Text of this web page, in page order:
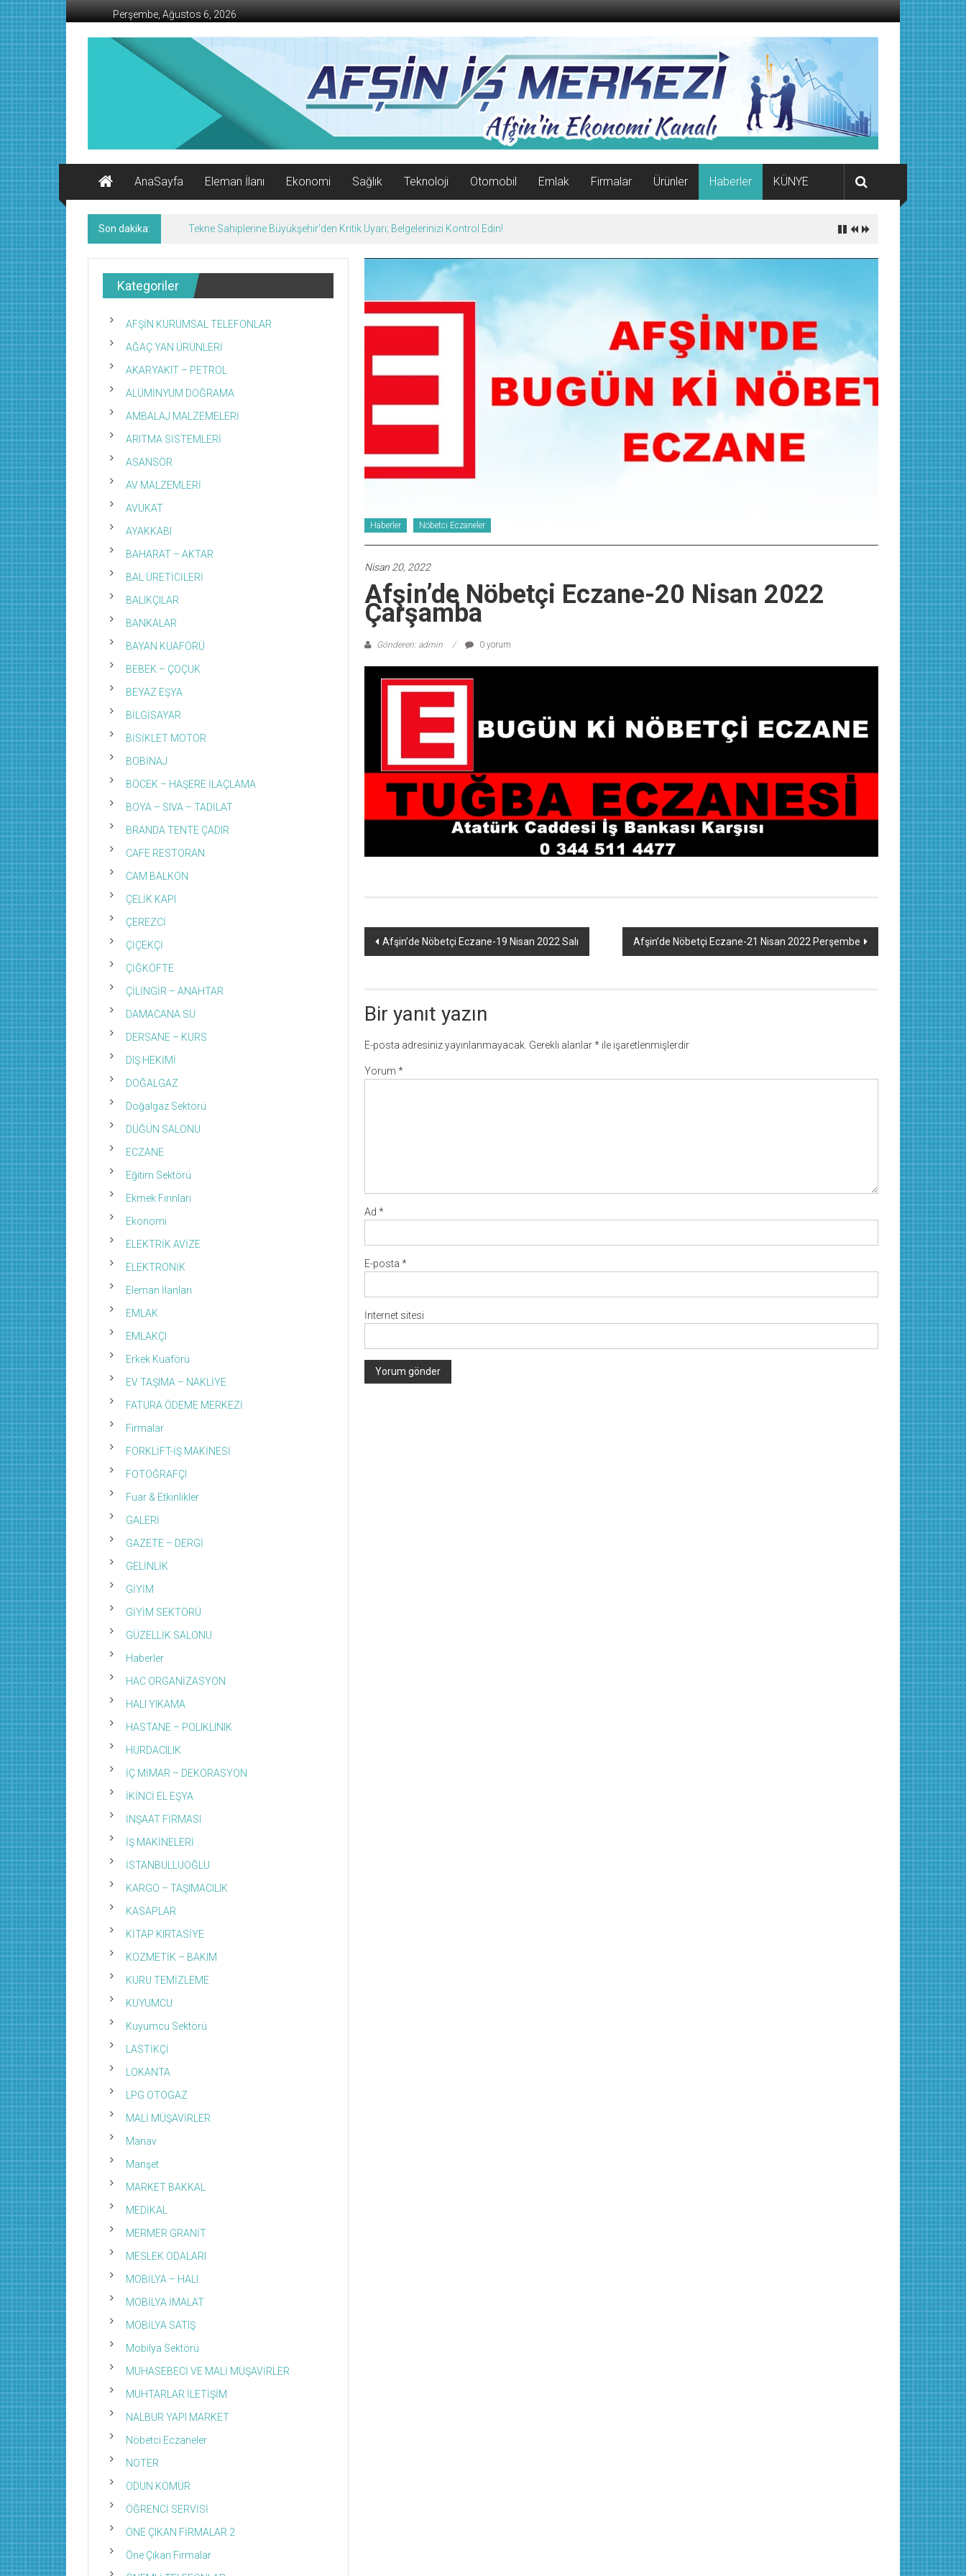
İçeriğe
geç
Perşembe, Ağustos 6, 2026
AFŞİN
Ekonomi
Kanalı
AnaSayfa
Eleman İlanı Ekonomi Sağlık Teknoloji Otomobil Emlak Firmalar Ürünler Haberler KÜNYE
Son dakika: Tekne Sahiplerine Büyükşehir’den Kritik Uyarı; Belgelerinizi Kontrol Edin!.
Haberler Nöbetci Eczaneler
Nisan 20, 2022
Afşin’de Nöbetçi Eczane-20 Nisan 2022
Çarşamba
Gönderen: admin 0 yorum
Yazı
Afşin’de Nöbetçi Eczane-19 Nisan 2022 Salı Afşin’de Nöbetçi Eczane-21 Nisan 2022 Perşembe
Bir yanıt yazın
E-posta adresiniz yayınlanmayacak. Gerekli alanlar* ile işaretlenmişlerdir
Yorum *
Ad *
E-posta *
İnternet sitesi
Kategoriler
AFŞİN KURUMSAL TELEFONLAR
AĞAÇ YAN ÜRÜNLERİ
AKARYAKIT – PETROL
ALÜMİNYUM DOĞRAMA
AMBALAJ MALZEMELERİ
ARITMA SİSTEMLERİ
ASANSÖR
AV MALZEMLERİ
AVUKAT
AYAKKABI
BAHARAT – AKTAR
BAL ÜRETİCİLERİ
BALIKÇILAR
BANKALAR
BAYAN KUAFÖRÜ
BEBEK – ÇOÇUK
BEYAZ EŞYA
BİLGİSAYAR
BİSİKLET MOTOR
BOBİNAJ
BÖCEK – HAŞERE İLAÇLAMA
BOYA – SIVA – TADİLAT
BRANDA TENTE ÇADIR
CAFE RESTORAN
CAM BALKON
ÇELİK KAPI
ÇEREZCİ
ÇİÇEKÇİ
ÇİĞKÖFTE
ÇİLİNGİR – ANAHTAR
DAMACANA SU
DERSANE – KURS
DIŞ HEKİMİ
DOĞALGAZ
Doğalgaz Sektörü
DÜĞÜN SALONU
ECZANE
Eğitim Sektörü
Ekmek Fırınları
Ekonomi
ELEKTRİK AVİZE
ELEKTRONİK
Eleman İlanları
EMLAK
EMLAKÇI
Erkek Kuaförü
EV TAŞIMA – NAKLİYE
FATURA ÖDEME MERKEZİ
Firmalar
FORKLİFT-İŞ MAKİNESİ
FOTOĞRAFÇI
Fuar & Etkinlikler
GALERİ
GAZETE – DERGİ
GELİNLİK
GİYİM
GİYİM SEKTÖRÜ
GÜZELLİK SALONU
Haberler
HAC ORGANİZASYON
HALI YIKAMA
HASTANE – POLIKLINIK
HURDACILIK
İÇ MİMAR – DEKORASYON
İKİNCİ EL EŞYA
İNŞAAT FİRMASI
İŞ MAKİNELERİ
İSTANBULLUOĞLU
KARGO – TAŞIMACILIK
KASAPLAR
KİTAP KIRTASİYE
KOZMETİK – BAKIM
KURU TEMİZLEME
KUYUMCU
Kuyumcu Sektörü
LASTİKÇİ
LOKANTA
LPG OTOGAZ
MALİ MÜŞAVİRLER
Manav
Manşet
MARKET BAKKAL
MEDİKAL
MERMER GRANİT
MESLEK ODALARI
MOBİLYA – HALI
MOBİLYA İMALAT
MOBİLYA SATIŞ
Mobilya Sektörü
MUHASEBECİ VE MALİ MÜŞAVİRLER
MUHTARLAR İLETİŞİM
NALBUR YAPI MARKET
Nöbetci Eczaneler
NOTER
ODUN KÖMÜR
ÖĞRENCİ SERVİSİ
ÖNE ÇIKAN FİRMALAR 2
Öne Çıkan Firmalar